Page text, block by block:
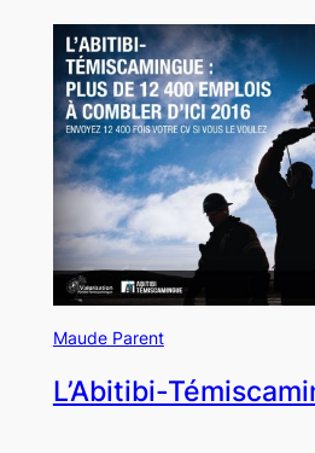
Maude Parent
L’Abitibi-